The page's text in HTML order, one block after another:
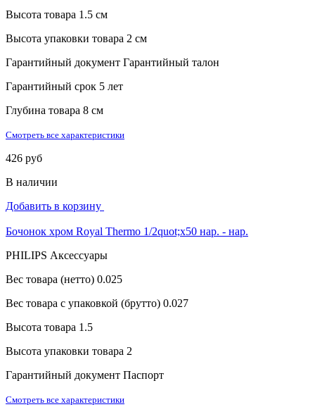
Высота товара 1.5 см
Высота упаковки товара 2 см
Гарантийный документ Гарантийный талон
Гарантийный срок 5 лет
Глубина товара 8 см
Смотреть все характеристики
426 руб
В наличии
Добавить в корзину
Бочонок хром Royal Thermo 1/2quot;x50 нар. - нар.
PHILIPS Аксессуары
Вес товара (нетто) 0.025
Вес товара с упаковкой (брутто) 0.027
Высота товара 1.5
Высота упаковки товара 2
Гарантийный документ Паспорт
Смотреть все характеристики